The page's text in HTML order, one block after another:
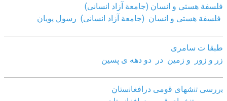
فلسفة هستی و انسان (جامعة آزاد انسانی)
فلسفة هستی و انسان (جامعة آزاد انسانی) رسول پویان
طبقا ت سامری
زر و زور و زمین در دو دهه ی پسین
ﺑررﺳﯽ ﺗﻧﺷﮭﺎی ﻗوﻣﯽ دراﻓﻐﺎﻧﺳﺗﺎن